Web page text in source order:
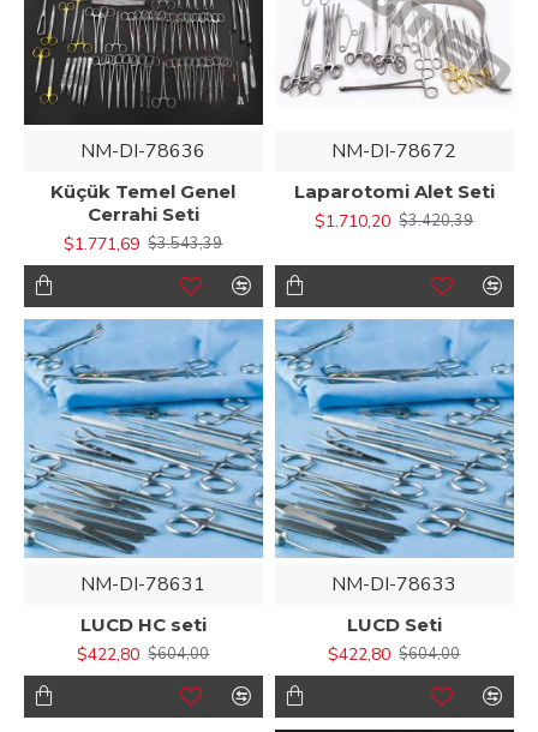
NM-DI-78636
Küçük Temel Genel
Cerrahi Seti
$1.771,69 $3.543,39
NM-DI-78672
Laparotomi Alet Seti
$1.710,20 $3.420,39
NM-DI-78631
LUCD HC seti
$422,80 $604,00
NM-DI-78633
LUCD Seti
$422,80 $604,00